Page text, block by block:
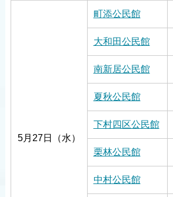
5月27日（水）
町添公民館
大和田公民館
南新居公民館
夏秋公民館
下村四区公民館
栗林公民館
中村公民館